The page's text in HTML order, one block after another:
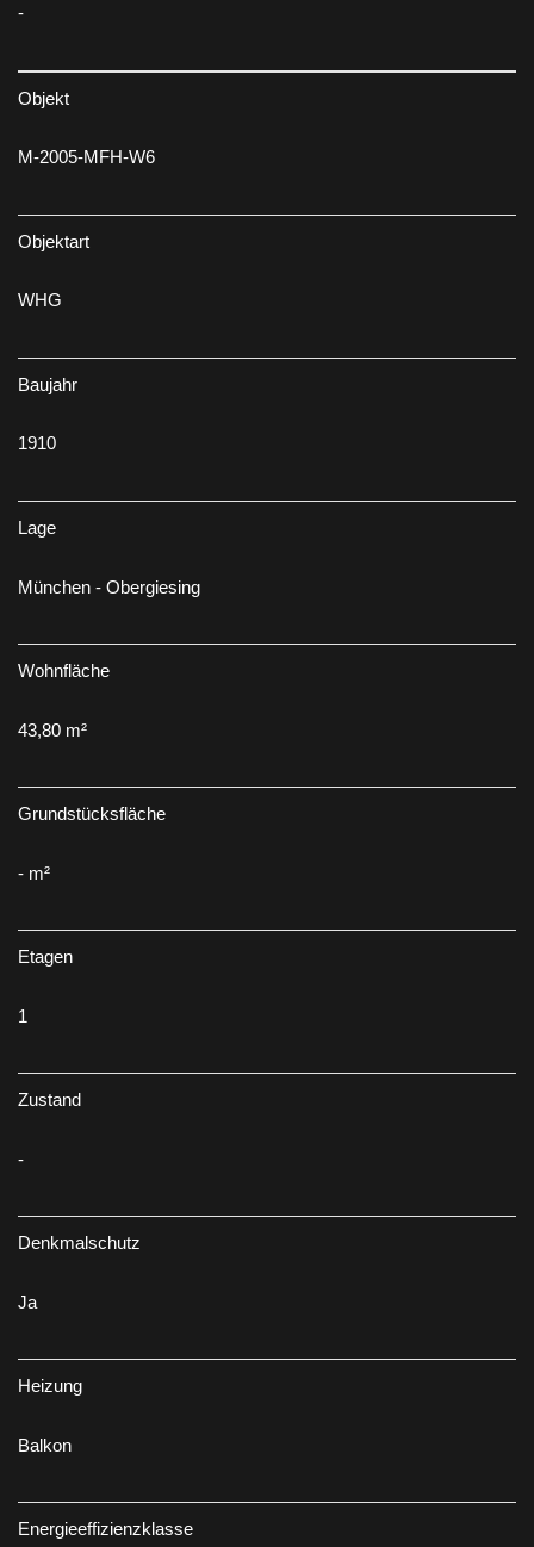
-
Objekt
M-2005-MFH-W6
Objektart
WHG
Baujahr
1910
Lage
München - Obergiesing
Wohnfläche
43,80 m²
Grundstücksfläche
- m²
Etagen
1
Zustand
-
Denkmalschutz
Ja
Heizung
Balkon
Energieeffizienzklasse